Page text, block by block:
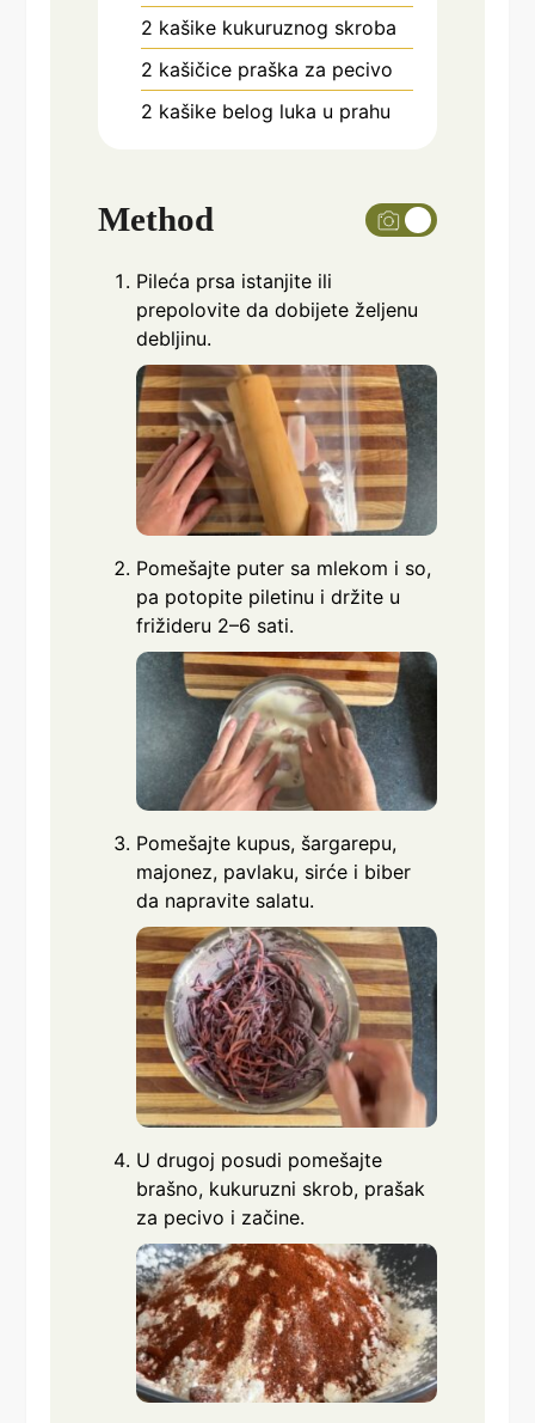
2 kašike kukuruznog skroba
2 kašičice praška za pecivo
2 kašike belog luka u prahu
Method
Pileća prsa istanjite ili
prepolovite da dobijete željenu
debljinu.
Pomešajte puter sa mlekom i so,
pa potopite piletinu i držite u
frižideru 2–6 sati.
Pomešajte kupus, šargarepu,
majonez, pavlaku, sirće i biber
da napravite salatu.
U drugoj posudi pomešajte
brašno, kukuruzni skrob, prašak
za pecivo i začine.